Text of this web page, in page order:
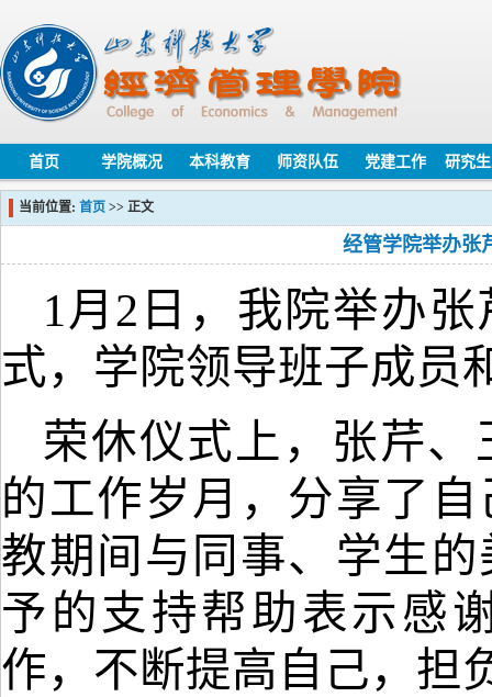
首页 学院概况 本科教育 师资队伍 党建工作 研究
当前位置: 首页 >> 正文
经管学院举办张
1月 2 日，我院举办张
式，学院领导班子成员
荣休仪式上， 张芹、
的工作岁月，分享了
教期间与同事、学生
予的支持帮助表示感
作，不断提高自己，担